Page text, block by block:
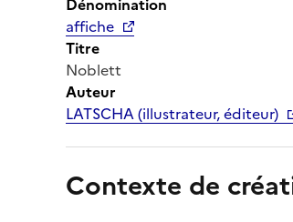
affiche
Titre
Noblett
Auteur
LATSCHA (illustrateur, éditeur)
Contexte de